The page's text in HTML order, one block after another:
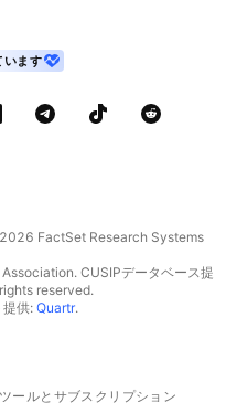
ます
FactSet Research Systems
CUSIPデータベース提
reserved.
提供: Quartr.
ツールとサブスクリプション